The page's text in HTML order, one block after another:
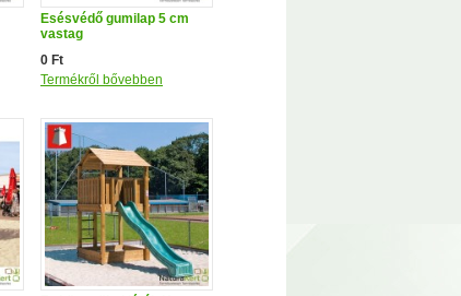
Esésvédő gumilap 5 cm
vastag
0 Ft
Termékről bővebben